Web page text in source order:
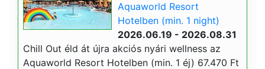
Aquaworld Resort
Hotelben (min. 1 night)
2026.06.19 - 2026.08.31
Chill Out éld át újra akciós nyári wellness az
Aquaworld Resort Hotelben (min. 1 éj) 67.470 Ft